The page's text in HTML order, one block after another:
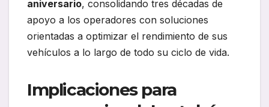
aniversario, consolidando tres décadas de
apoyo a los operadores con soluciones
orientadas a optimizar el rendimiento de sus
vehículos a lo largo de todo su ciclo de vida.
Implicaciones para